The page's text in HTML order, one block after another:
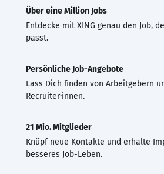
Über eine Million Jobs
Entdecke mit XING genau den Job,
passt.
Persönliche Job-Angebote
Lass Dich finden von Arbeitgebern
Recruiter·innen.
21 Mio. Mitglieder
Knüpf neue Kontakte und erhalte
besseres Job-Leben.